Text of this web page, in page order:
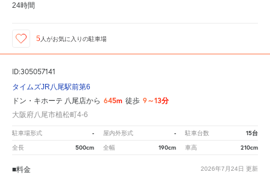
24時間
5人がお気に入りの駐車場
ID:305057141
タイムズJR八尾駅前第6
ドン・キホーテ 八尾店から 645m 徒歩 9～13分
大阪府八尾市植松町4-6
駐車場形式 - 屋内外形式 - 駐車台数 15台
全長 500cm 全幅 190cm 車高 210cm
2026年7月24日 更新
■料金